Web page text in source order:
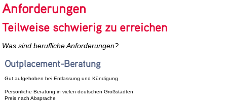
Anforderungen
Teilweise schwierig zu erreichen
Was sind berufliche Anforderungen?
Outplacement-Beratung
Gut aufgehoben bei Entlassung und Kündigung
Persönliche Beratung in vielen deutschen Großstädten
Preis nach Absprache